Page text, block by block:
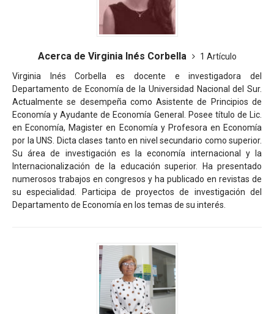
Acerca de Virginia Inés Corbella
1 Artículo
Virginia Inés Corbella es docente e investigadora del
Departamento de Economía de la Universidad Nacional del Sur.
Actualmente se desempeña como Asistente de Principios de
Economía y Ayudante de Economía General. Posee título de Lic.
en Economía, Magister en Economía y Profesora en Economía
por la UNS. Dicta clases tanto en nivel secundario como superior.
Su área de investigación es la economía internacional y la
Internacionalización de la educación superior. Ha presentado
numerosos trabajos en congresos y ha publicado en revistas de
su especialidad. Participa de proyectos de investigación del
Departamento de Economía en los temas de su interés.